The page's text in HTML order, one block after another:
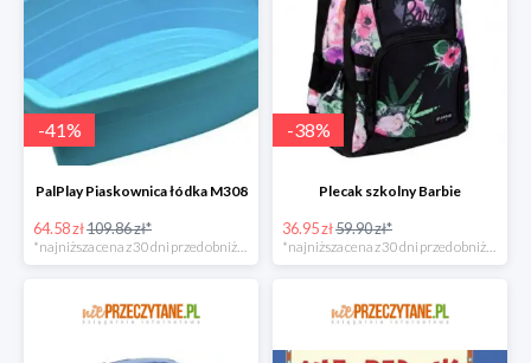
-41%
PalPlay Piaskownica łódka M308
64.58 zł109.86 zł*
-38%
Plecak szkolny Barbie
36.95 zł59.90 zł*